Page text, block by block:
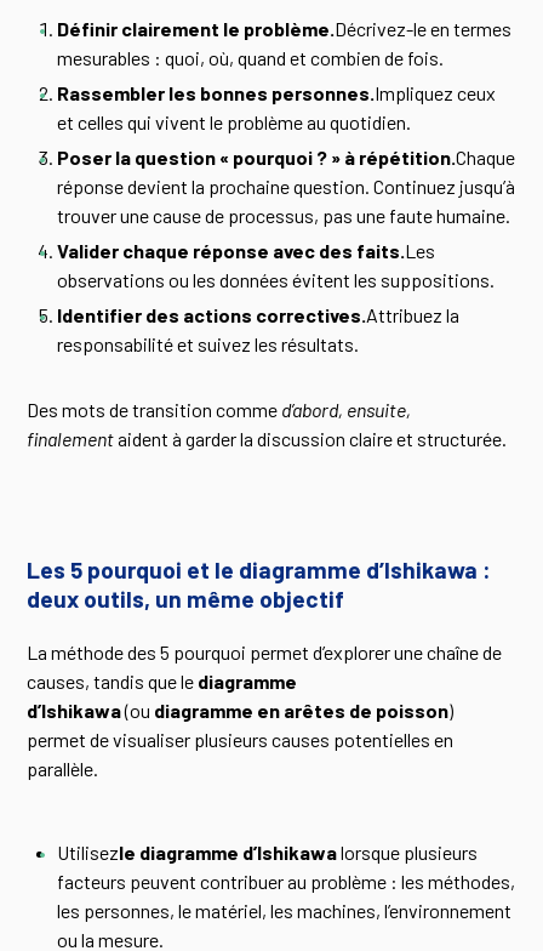
Définir clairement le problème.Décrivez-le en termes
mesurables : quoi, où, quand et combien de fois.
Rassembler les bonnes personnes.Impliquez ceux
et celles qui vivent le problème au quotidien.
Poser la question « pourquoi ? » à répétition.Chaque
réponse devient la prochaine question. Continuez jusqu’à
trouver une cause de processus, pas une faute humaine.
Valider chaque réponse avec des faits.Les
observations ou les données évitent les suppositions.
Identifier des actions correctives.Attribuez la
responsabilité et suivez les résultats.
Des mots de transition comme d’abord, ensuite,
finalementaident à garder la discussion claire et structurée.
Les 5 pourquoi et le diagramme d’Ishikawa :
deux outils, un même objectif
La méthode des 5 pourquoi permet d’explorer une chaîne de
causes, tandis que le diagramme
d’Ishikawa(ou diagramme en arêtes de poisson)
permet de visualiser plusieurs causes potentielles en
parallèle.
Utilisezle diagramme d’Ishikawalorsque plusieurs
facteurs peuvent contribuer au problème : les méthodes,
les personnes, le matériel, les machines, l’environnement
ou la mesure.